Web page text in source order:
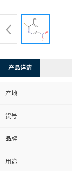
产品详请
产地
货号
品牌
用途